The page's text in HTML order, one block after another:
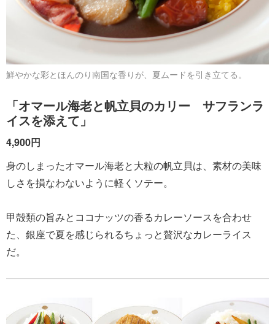
鮮やかな彩とほんのり南国な香りが、夏ムードを引き立てる。
「オマール海老と帆立貝のカリー サフランラ
イスを添えて」
4,900円
身のしまったオマール海老と大粒の帆立貝は、素材の美味
しさを損なわないように軽くソテー。
甲殻類の旨みとココナッツの香るカレーソースを合わせ
た、銀座で夏を感じられるちょっと贅沢なカレーライス
だ。